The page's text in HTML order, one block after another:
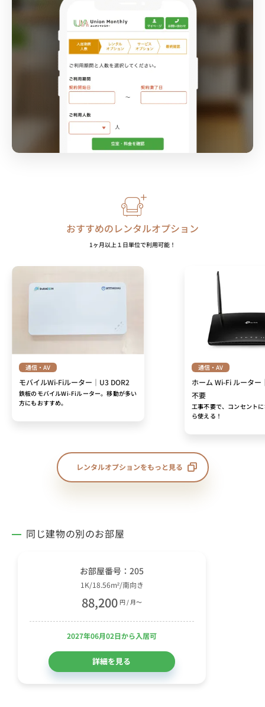
おすすめのレンタルオプション
1ヶ月以上１日単位で利用可能！
通信・AV
モバイルWi-Fiルーター｜U3 DOR2
鉄板のモバイルWi-Fiルーター。移動が多い
方にもおすすめ。
通信・AV
ホーム Wi-Fi ルータ
不要
工事不要で、コンセント
ら使える！
レンタルオプションをもっと見る
同じ建物の別のお部屋
お部屋番号：205
1K/18.56m²/南向き
88,200 円 / 月〜
2027年06月02日から入居可
詳細を見る